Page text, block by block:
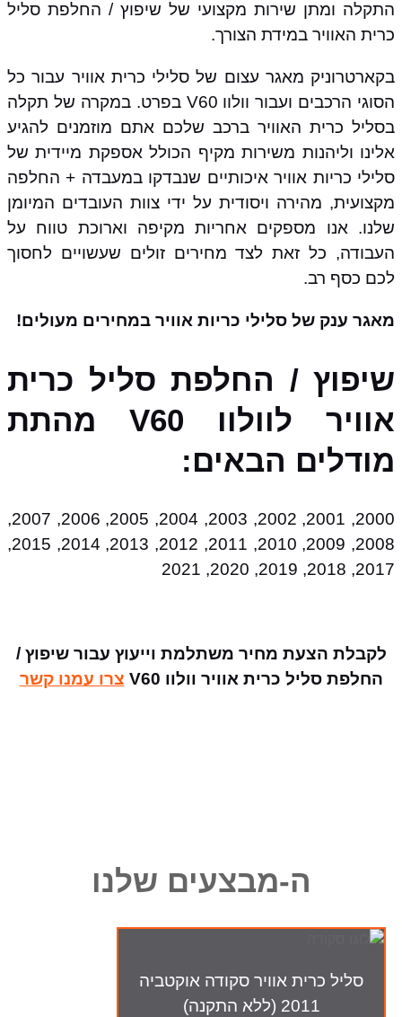
התקלה ומתן שירות מקצועי של שיפוץ / החלפת סליל
כרית האוויר במידת הצורך.
בקארטרוניק מאגר עצום של סלילי כרית אוויר עבור כל
הסוגי הרכבים ועבור וולוו V60 בפרט. במקרה של תקלה
בסליל כרית האוויר ברכב שלכם אתם מוזמנים להגיע
אלינו וליהנות משירות מקיף הכולל אספקת מיידית של
סלילי כריות אוויר איכותיים שנבדקו במעבדה + החלפה
מקצועית, מהירה ויסודית על ידי צוות העובדים המיומן
שלנו. אנו מספקים אחריות מקיפה וארוכת טווח על
העבודה, כל זאת לצד מחירים זולים שעשויים לחסוך
לכם כסף רב.
מאגר ענק של סלילי כריות אוויר במחירים מעולים!
שיפוץ / החלפת סליל כרית
אוויר לוולוו V60 מהתת
מודלים הבאים:
2000, 2001, 2002, 2003, 2004, 2005, 2006, 2007,
2008, 2009, 2010, 2011, 2012, 2013, 2014, 2015,
2017, 2018, 2019, 2020, 2021
לקבלת הצעת מחיר משתלמת וייעוץ עבור שיפוץ /
החלפת סליל כרית אוויר וולוו V60
צרו עמנו קשר
ה-מבצעים שלנו
סליל כרית אוויר סקודה אוקטביה
2011 (ללא התקנה)